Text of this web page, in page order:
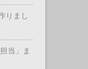
りまし
当」ま